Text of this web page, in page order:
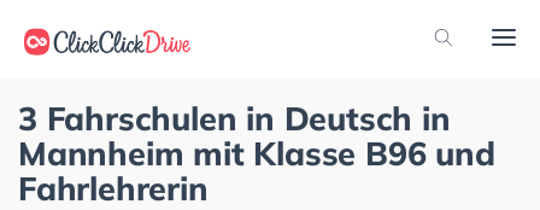
3 Fahrschulen in Deutsch in
Mannheim mit Klasse B96 und
Fahrlehrerin